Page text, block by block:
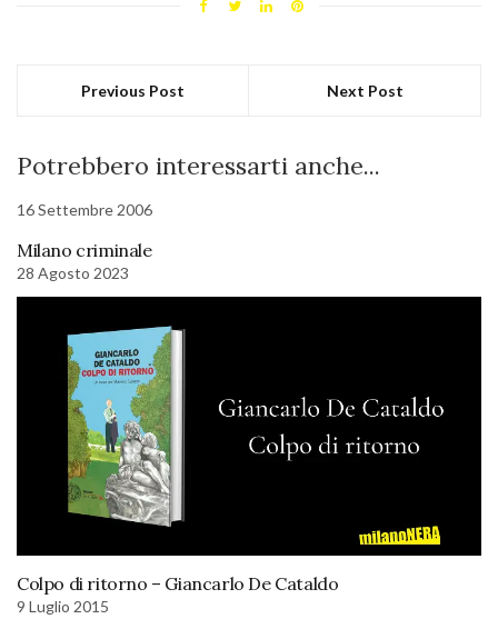
Previous Post Next Post
Potrebbero interessarti anche...
16 Settembre 2006
Milano criminale
28 Agosto 2023
Colpo di ritorno – Giancarlo De Cataldo
9 Luglio 2015